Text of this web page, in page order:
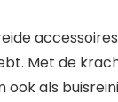
Met de
als